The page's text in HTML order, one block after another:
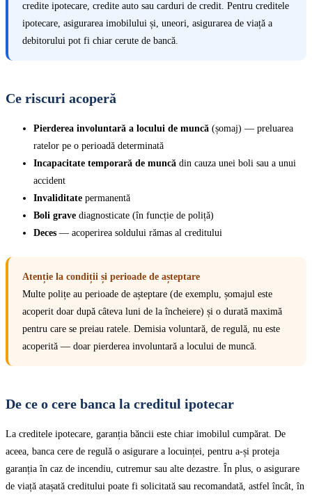
credite ipotecare, credite auto sau carduri de credit. Pentru creditele
ipotecare, asigurarea imobilului și, uneori, asigurarea de viață a
debitorului pot fi chiar cerute de bancă.
Ce riscuri acoperă
Pierderea involuntară a locului de muncă (șomaj) — preluarea
ratelor pe o perioadă determinată
Incapacitate temporară de muncă din cauza unei boli sau a unui
accident
Invaliditate permanentă
Boli grave diagnosticate (în funcție de poliță)
Deces — acoperirea soldului rămas al creditului
Atenție la condiții și perioade de așteptare
Multe polițe au perioade de așteptare (de exemplu, șomajul este
acoperit doar după câteva luni de la încheiere) și o durată maximă
pentru care se preiau ratele. Demisia voluntară, de regulă, nu este
acoperită — doar pierderea involuntară a locului de muncă.
De ce o cere banca la creditul ipotecar
La creditele ipotecare, garanția băncii este chiar imobilul cumpărat. De
aceea, banca cere de regulă o asigurare a locuinței, pentru a-și proteja
garanția în caz de incendiu, cutremur sau alte dezastre. În plus, o asigurare
de viață atașată creditului poate fi solicitată sau recomandată, astfel încât, în